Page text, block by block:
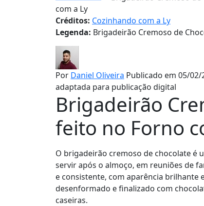
com a Ly
Créditos: Cozinhando com a Ly
Legenda: Brigadeirão Cremoso de
Por Daniel Oliveira Publicado em 05/02/
adaptada para publicação digital
Brigadeirão
feito no Forno
O brigadeirão cremoso de chocolate é
servir após o almoço, em reuniões de
e consistente, com aparência brilhante
desenformado e finalizado com
caseiras.